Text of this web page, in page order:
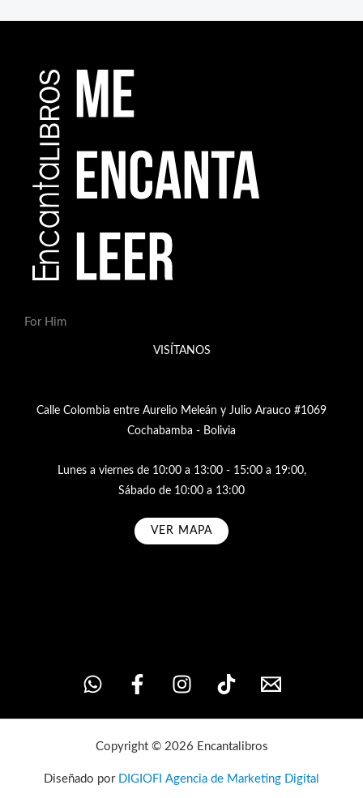
For Him
VISÍTANOS
Calle Colombia entre Aurelio Meleán y Julio Arauco #1069
Cochabamba - Bolivia
Lunes a viernes de 10:00 a 13:00 - 15:00 a 19:00,
Sábado de 10:00 a 13:00
VER MAPA
Copyright © 2026 Encantalibros
Diseñado por DIGIOFI Agencia de Marketing Digital